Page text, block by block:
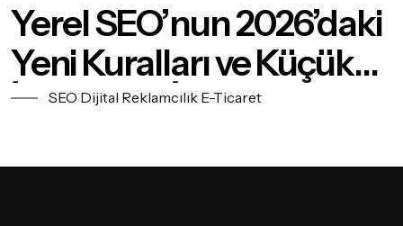
Yerel SEO’nun 2026’daki
Yeni Kuralları ve Küçük
İşletmeler İçin Rehber
SEO Dijital Reklamcılık E-Ticaret